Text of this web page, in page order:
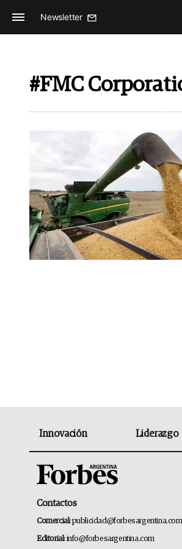
Newsletter
#FMC
Innovación Liderazgo
Contactos
Comercial:publicidad@forbesargentina.com
Editorial:info@forbesargentina.com